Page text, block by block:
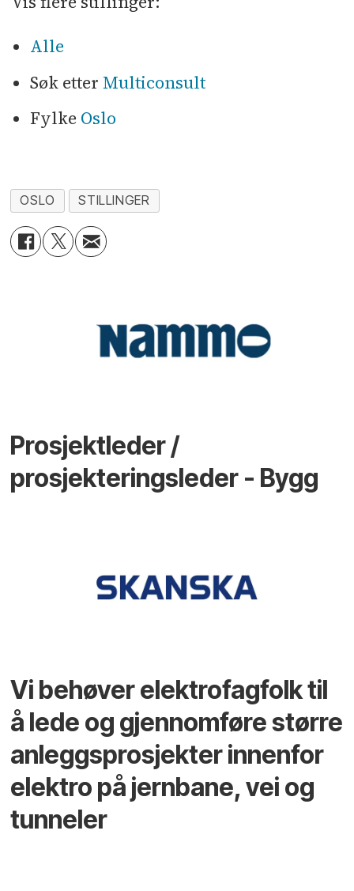
Alle
Søk etter Multiconsult
Fylke Oslo
OSLO STILLINGER
Prosjektleder /
prosjekteringsleder - Bygg
Vi behøver elektrofagfolk til
å lede og gjennomføre større
anleggsprosjekter innenfor
elektro på jernbane, vei og
tunneler